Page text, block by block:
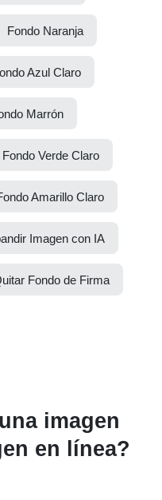
Fondo Naranja
Azul Claro
Marrón
Fondo Verde Claro
Amarillo Claro
Imagen con IA
Fondo de Firma
imagen
en línea?